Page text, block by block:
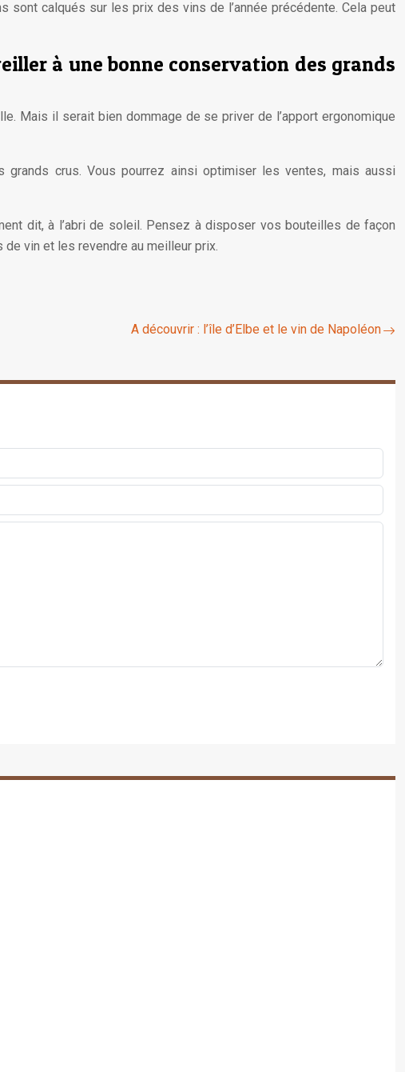
sont calqués sur les prix des vins de l’année précédente. Cela peut
à une bonne conservation des grands
Mais il serait bien dommage de se priver de l’apport ergonomique
crus. Vous pourrez ainsi optimiser les ventes, mais aussi
dit, à l’abri de soleil. Pensez à disposer vos bouteilles de façon
de vin et les revendre au meilleur prix.
A découvrir : l’île d’Elbe et le vin de Napoléon